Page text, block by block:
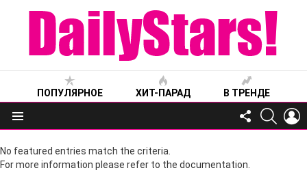
ПОПУЛЯРНОЕ ХИТ-ПАРАД В ТРЕНДЕ
Меню
FOLLOW
US
No featured entries match the criteria.
For more information please refer to the documentation.